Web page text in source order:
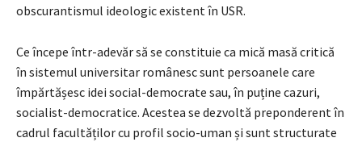
obscurantismul ideologic existent în USR.
Ce începe într-adevăr să se constituie ca mică masă critică
în sistemul universitar românesc sunt persoanele care
împărtășesc idei social-democrate sau, în puține cazuri,
socialist-democratice. Acestea se dezvoltă preponderent în
cadrul facultăților cu profil socio-uman și sunt structurate